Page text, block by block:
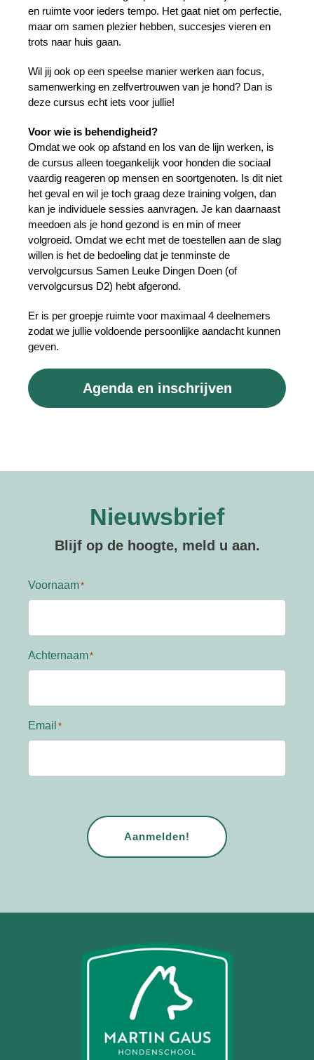
en ruimte voor ieders tempo. Het gaat niet om perfectie,
maar om samen plezier hebben, succesjes vieren en
trots naar huis gaan.
Wil jij ook op een speelse manier werken aan focus,
samenwerking en zelfvertrouwen van je hond? Dan is
deze cursus echt iets voor jullie!
Voor wie is behendigheid?
Omdat we ook op afstand en los van de lijn werken, is
de cursus alleen toegankelijk voor honden die sociaal
vaardig reageren op mensen en soortgenoten. Is dit niet
het geval en wil je toch graag deze training volgen, dan
kan je individuele sessies aanvragen. Je kan daarnaast
meedoen als je hond gezond is en min of meer
volgroeid. Omdat we echt met de toestellen aan de slag
willen is het de bedoeling dat je tenminste de
vervolgcursus Samen Leuke Dingen Doen (of
vervolgcursus D2) hebt afgerond.
Er is per groepje ruimte voor maximaal 4 deelnemers
zodat we jullie voldoende persoonlijke aandacht kunnen
geven.
Agenda en inschrijven
Nieuwsbrief
Blijf op de hoogte, meld u aan.
Voornaam
Achternaam
Email